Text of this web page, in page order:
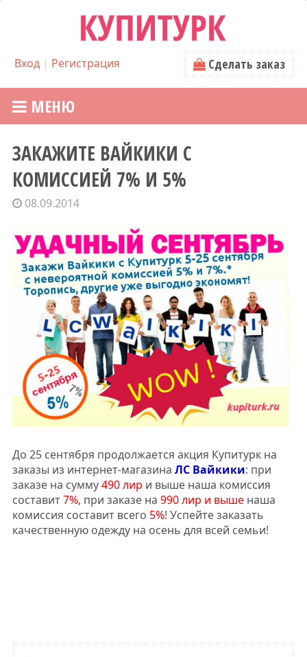
Вход| Регистрация Сделать заказ
МЕНЮ
ЗАКАЖИТЕ ВАЙКИКИ С
КОМИССИЕЙ 7% И 5%
08.09.2014
До 25 сентября продолжается акция Купитурк на
заказы из интернет-магазина ЛС Вайкики: при
заказе на сумму490 лир и выше наша комиссия
составит7%, при заказе на 990 лир и выше наша
комиссия составит всего 5%! Успейте заказать
качественную одежду на осень для всей семьи!